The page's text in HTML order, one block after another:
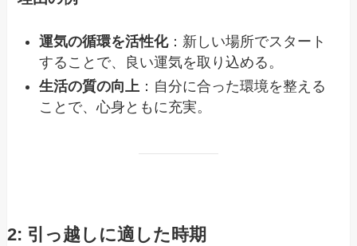
運気の循環を活性化：新しい場所でスタート
することで、良い運気を取り込める。
生活の質の向上 ：自分に合った環境を整える
ことで、心身ともに充実。
2: 引っ越しに適した時期